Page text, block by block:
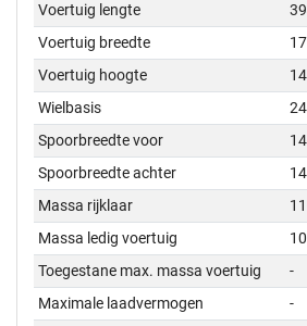
Voertuig lengte
Voertuig breedte
Voertuig hoogte
Wielbasis
Spoorbreedte voor
Spoorbreedte achter
Massa rijklaar
Massa ledig voertuig
Toegestane max. massa voertuig
-
Maximale laadvermogen
-